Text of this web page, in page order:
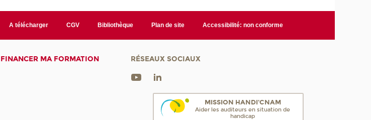
A télécharger CGV Bibliothèque Plan de site Accessibilité: non conforme
FINANCER MA FORMATION RÉSEAUX SOCIAUX
MISSION HANDI'CNAM
Aider les auditeurs en situation de
handicap